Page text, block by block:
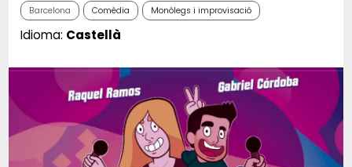
Barcelona Comèdia Monòlegs i improvisació
Idioma: Castellà